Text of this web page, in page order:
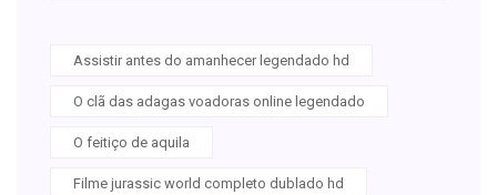
Assistir antes do amanhecer legendado hd
O clã das adagas voadoras online legendado
O feitiço de aquila
Filme jurassic world completo dublado hd